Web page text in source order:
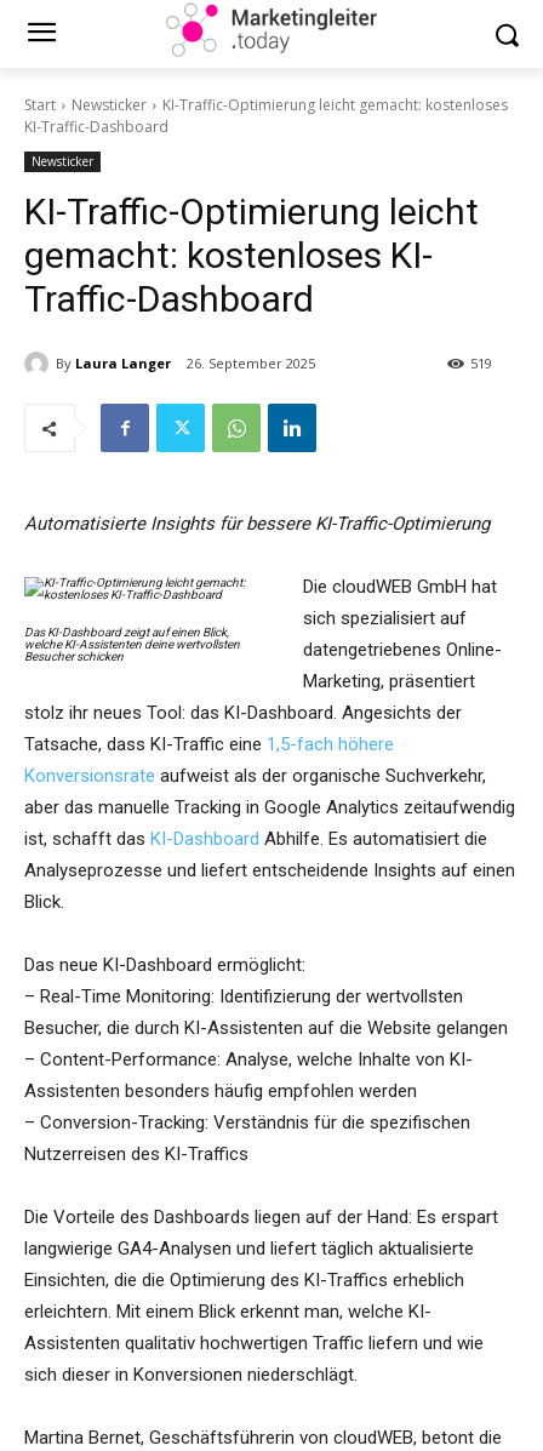
Start Newsticker
KI-Traffic-Optimierung leicht gemacht: kostenloses
KI-Traffic-Dashboard
Newsticker
KI-Traffic-Optimierung leicht
gemacht: kostenloses KI-
Traffic-Dashboard
By Laura Langer 26. September 2025 519
Automatisierte Insights für bessere KI-Traffic-Optimierung
Das KI-Dashboard zeigt auf einen Blick,
welche KI-Assistenten deine wertvollsten
Besucher schicken
Die cloudWEB GmbH hat
sich spezialisiert auf
datengetriebenes Online-
Marketing, präsentiert
stolz ihr neues Tool: das KI-Dashboard. Angesichts der
Tatsache, dass KI-Traffic eine 1,5-fach höhere
Konversionsrate aufweist als der organische Suchverkehr,
aber das manuelle Tracking in Google Analytics zeitaufwendig
ist, schafft das KI-Dashboard Abhilfe. Es automatisiert die
Analyseprozesse und liefert entscheidende Insights auf einen
Blick.
Das neue KI-Dashboard ermöglicht:
– Real-Time Monitoring: Identifizierung der wertvollsten
Besucher, die durch KI-Assistenten auf die Website gelangen
– Content-Performance: Analyse, welche Inhalte von KI-
Assistenten besonders häufig empfohlen werden
– Conversion-Tracking: Verständnis für die spezifischen
Nutzerreisen des KI-Traffics
Die Vorteile des Dashboards liegen auf der Hand: Es erspart
langwierige GA4-Analysen und liefert täglich aktualisierte
Einsichten, die die Optimierung des KI-Traffics erheblich
erleichtern. Mit einem Blick erkennt man, welche KI-
Assistenten qualitativ hochwertigen Traffic liefern und wie
sich dieser in Konversionen niederschlägt.
Martina Bernet, Geschäftsführerin von cloudWEB, betont die